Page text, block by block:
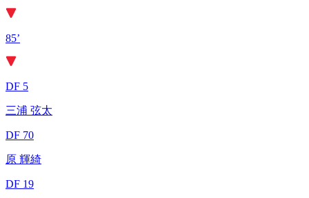
85’
DF 5
三浦 弦太
DF 70
原 輝綺
DF 19